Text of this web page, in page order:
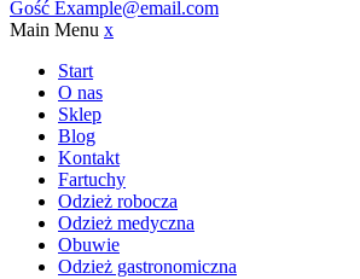
Gość Example@email.com
Main Menu x
Start
O nas
Sklep
Blog
Kontakt
Fartuchy
Odzież robocza
Odzież medyczna
Obuwie
Odzież gastronomiczna